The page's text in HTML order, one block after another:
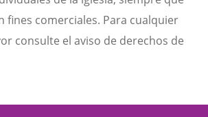
fines comerciales. Para cualquier
consulte el aviso de derechos de